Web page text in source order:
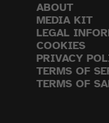
ABOUT
MEDIA KIT
LEGAL
COOKIES
PRIVACY
TERMS OF
TERMS OF